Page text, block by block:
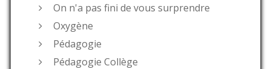
On n'a pas fini de vous surprendre
Oxygène
Pédagogie
Pédagogie Collège